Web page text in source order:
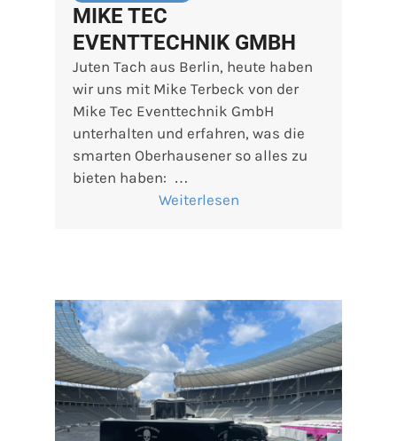
MIKE TEC
EVENTTECHNIK GMBH
Juten Tach aus Berlin, heute haben
wir uns mit Mike Terbeck von der
Mike Tec Eventtechnik GmbH
unterhalten und erfahren, was die
smarten Oberhausener so alles zu
bieten haben: …
Weiterlesen